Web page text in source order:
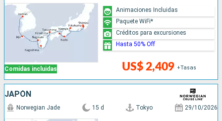
Comidas incluidas US$ 2,409 +Tasas
Animaciones Incluidas
Paquete WiFi*
Créditos para excursiones
Hasta 50% Off
JAPÓN
Norwegian Jade 15 d Tokyo 29/10/2026